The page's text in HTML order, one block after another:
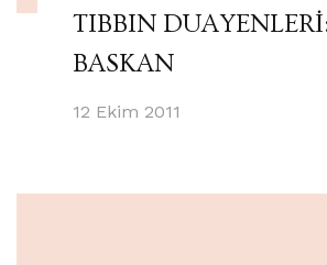
TIBBIN
BASKAN
12 Ekim 2011